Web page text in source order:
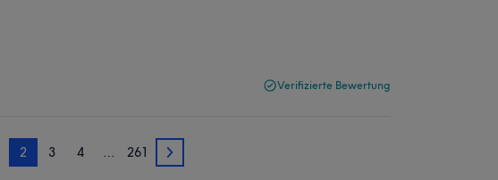
Verifizierte Bewertung
2 3 4 … 261 3